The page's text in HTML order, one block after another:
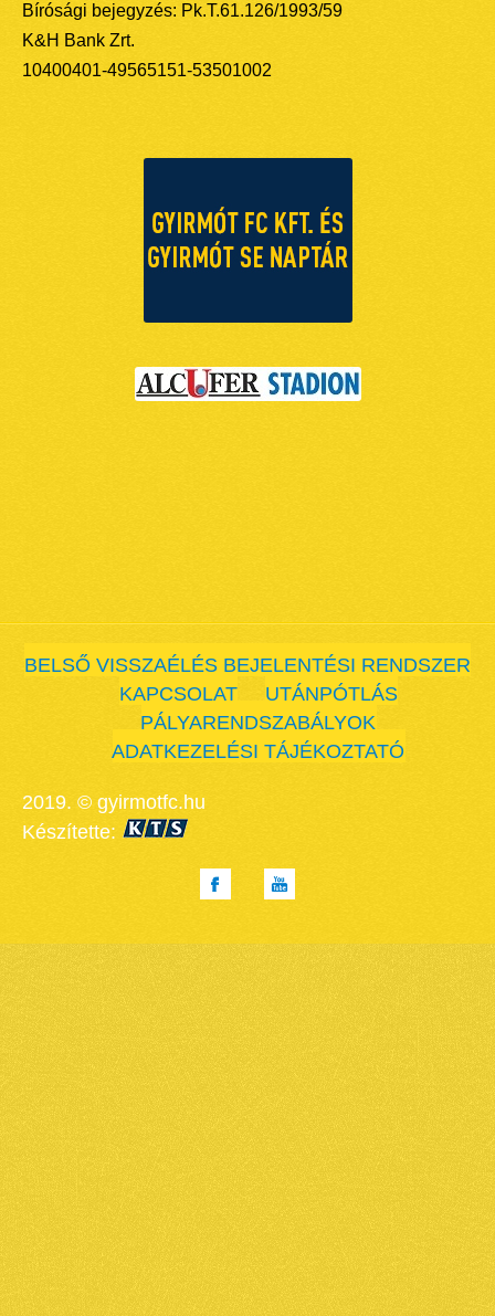
Bírósági bejegyzés: Pk.T.61.126/1993/59
K&H Bank Zrt.
10400401-49565151-53501002
BELSŐ VISSZAÉLÉS BEJELENTÉSI RENDSZER
KAPCSOLAT
UTÁNPÓTLÁS
PÁLYARENDSZABÁLYOK
ADATKEZELÉSI TÁJÉKOZTATÓ
2019. © gyirmotfc.hu
Készítette: